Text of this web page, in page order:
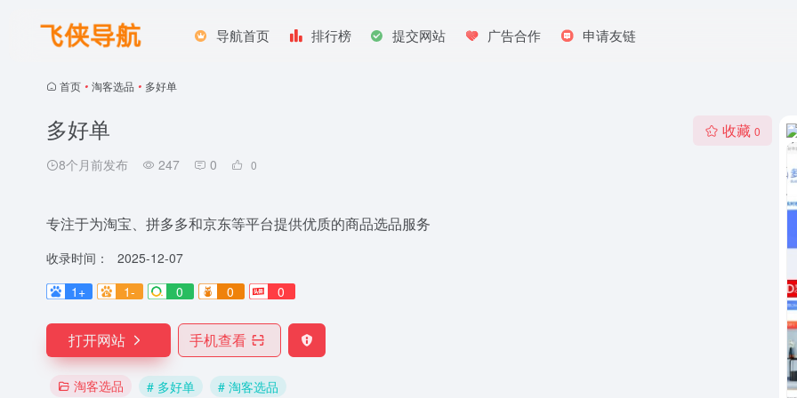
导航首页 排行榜 提交网站 广告合作 申请友链
首页 • 淘客选品 • 多好单
多好单
8个月前发布 247 0 0
收藏 0
专注于为淘宝、拼多多和京东等平台提供优质的商品选品服务
收录时间：
2025-12-07
1+
1- 0 0 0
打开网站 手机查看
淘客选品 # 多好单 # 淘客选品